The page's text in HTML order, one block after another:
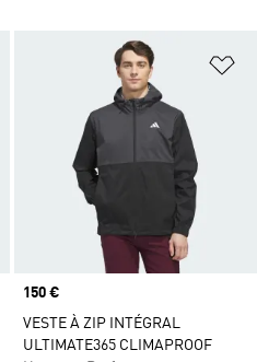
Ajouter à la Liste de produits
Prix
150 €
VESTE À ZIP INTÉGRAL
ULTIMATE365 CLIMAPROOF